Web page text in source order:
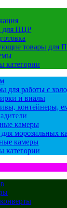
для ПЦР
товары для
категории
для работы с
и виалы
контейнеры,
камеры
морозильных
камеры
категории